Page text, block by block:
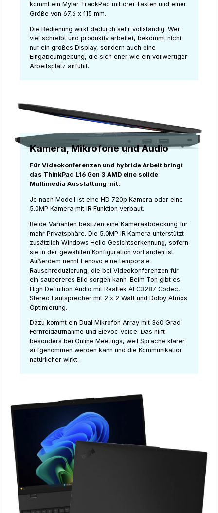
kommt ein Mylar TrackPad mit drei Tasten und einer
Größe von 67,6 x 115 mm.
Die Bedienung wirkt dadurch sehr vollständig. Wer
viel schreibt und produktiv arbeitet, bekommt nicht
nur ein großes Display, sondern auch eine
Eingabeumgebung, die sich eher wie ein vollwertiger
Arbeitsplatz anfühlt.
Kamera, Mikrofone und Audio
Für Videokonferenzen und hybride Arbeit bringt
das ThinkPad L16 Gen 3 AMD eine solide
Multimedia Ausstattung mit.
Je nach Modell ist eine HD 720p Kamera oder eine
5.0MP Kamera mit IR Funktion verbaut.
Beide Varianten besitzen eine Kameraabdeckung für
mehr Privatsphäre. Die 5.0MP IR Kamera unterstützt
zusätzlich Windows Hello Gesichtserkennung, sofern
sie in der gewählten Konfiguration vorhanden ist.
Außerdem nennt Lenovo eine temporale
Rauschreduzierung, die bei Videokonferenzen für
ein saubereres Bild sorgen kann. Beim Ton gibt es
High Definition Audio mit Realtek ALC3287 Codec,
Stereo Lautsprecher mit 2 x 2 Watt und Dolby Atmos
Optimierung.
Dazu kommt ein Dual Mikrofon Array mit 360 Grad
Fernfeldaufnahme und Elevoc Voice. Das hilft
besonders bei Online Meetings, weil Sprache klarer
aufgenommen werden kann und die Kommunikation
natürlicher wirkt.